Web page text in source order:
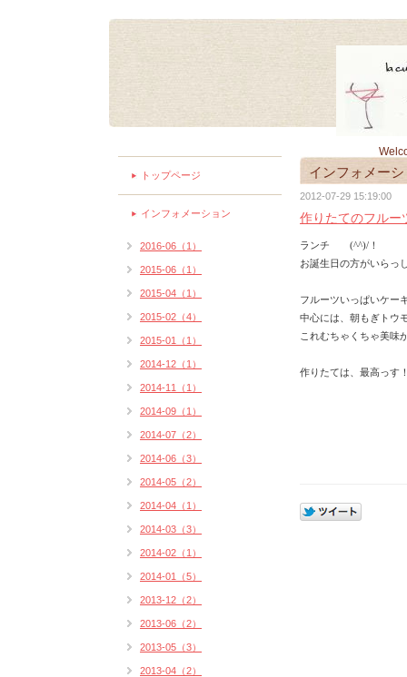
インフォメー
2012-07-29 15:19:00
作りたてのフルー
ランチ (^^)/ ！
お誕生日の方がいらっ
フルーツいっぱいケー
中心には、朝もぎトウ
これむちゃくちゃ美味
作りたては、最高っす
トップページ
インフォメーション
2016-06（1）
2015-06（1）
2015-04（1）
2015-02（4）
2015-01（1）
2014-12（1）
2014-11（1）
2014-09（1）
2014-07（2）
2014-06（3）
2014-05（2）
2014-04（1）
2014-03（3）
2014-02（1）
2014-01（5）
2013-12（2）
2013-06（2）
2013-05（3）
2013-04（2）